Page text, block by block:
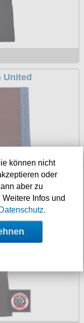
United
können nicht
oder
aber zu
Infos und
Datenschutz.